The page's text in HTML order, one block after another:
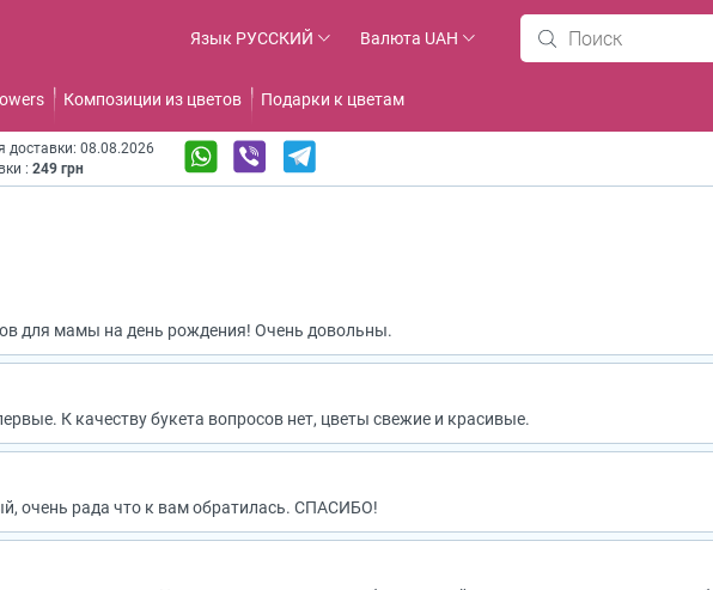
Язык РУССКИЙ Валюта UAH
Композиции из цветов Подарки к цветам
08.08.2026
: 249 грн
для мамы на день рождения! Очень довольны.
К качеству букета вопросов нет, цветы свежие и красивые.
очень рада что к вам обратилась. СПАСИБО!